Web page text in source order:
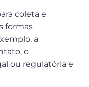
coleta e
formas
a
o
ou regulatória e